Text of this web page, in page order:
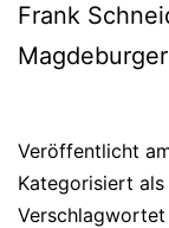
Frank
Veröffentlicht
Kategorisiert als